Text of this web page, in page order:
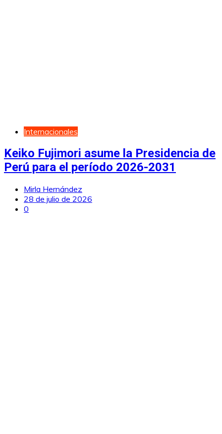
Internacionales
Keiko Fujimori asume la Presidencia de
Perú para el período 2026-2031
Mirla Hernández
28 de julio de 2026
0